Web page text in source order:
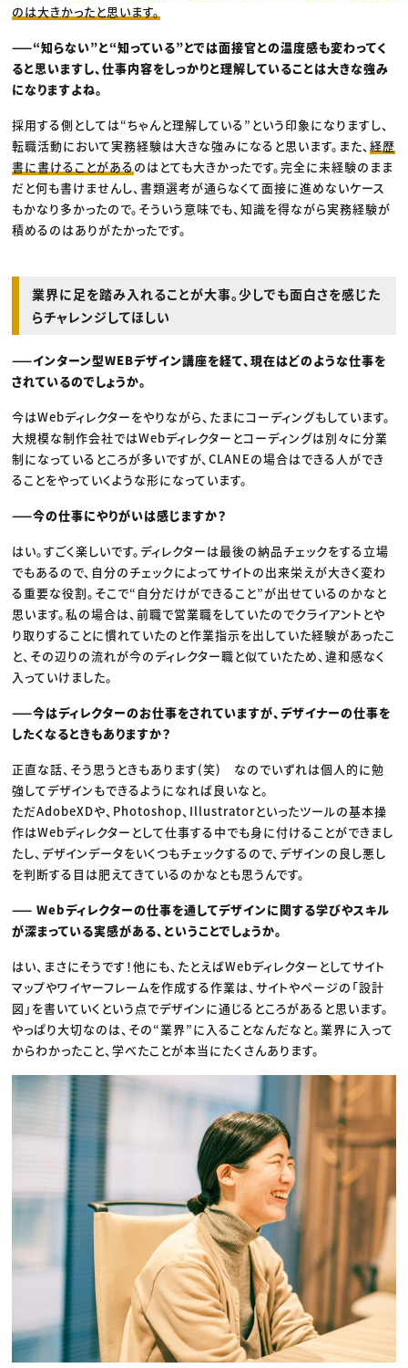
のは大きかったと思います。
——“知らない”と“知っている”とでは面接官との温度感も変わってく
ると思いますし、仕事内容をしっかりと理解していることは大きな強み
になりますよね。
採用する側としては“ちゃんと理解している”という印象になりますし、
転職活動において実務経験は大きな強みになると思います。また、経歴
書に書けることがあるのはとても大きかったです。完全に未経験のまま
だと何も書けませんし、書類選考が通らなくて面接に進めないケース
もかなり多かったので。そういう意味でも、知識を得ながら実務経験が
積めるのはありがたかったです。
業界に足を踏み入れることが大事。少しでも面白さを感じた
らチャレンジしてほしい
——インターン型WEBデザイン講座を経て、現在はどのような仕事を
されているのでしょうか。
今はWebディレクターをやりながら、たまにコーディングもしています。
大規模な制作会社ではWebディレクターとコーディングは別々に分業
制になっているところが多いですが、CLANEの場合はできる人ができ
ることをやっていくような形になっています。
——今の仕事にやりがいは感じますか？
はい。すごく楽しいです。ディレクターは最後の納品チェックをする立場
でもあるので、自分のチェックによってサイトの出来栄えが大きく変わ
る重要な役割。そこで“自分だけができること”が出せているのかなと
思います。私の場合は、前職で営業職をしていたのでクライアントとや
り取りすることに慣れていたのと作業指示を出していた経験があったこ
と、その辺りの流れが今のディレクター職と似ていたため、違和感なく
入っていけました。
——今はディレクターのお仕事をされていますが、デザイナーの仕事を
したくなるときもありますか？
正直な話、そう思うときもあります(笑) なのでいずれは個人的に勉
強してデザインもできるようになれば良いなと。
ただAdobeXDや、Photoshop、Illustratorといったツールの基本操
作はWebディレクターとして仕事する中でも身に付けることができまし
たし、デザインデータをいくつもチェックするので、デザインの良し悪し
を判断する目は肥えてきているのかなとも思うんです。
—— Webディレクターの仕事を通してデザインに関する学びやスキル
が深まっている実感がある、ということでしょうか。
はい、まさにそうです！他にも、たとえばWebディレクターとしてサイト
マップやワイヤーフレームを作成する作業は、サイトやページの「設計
図」を書いていくという点でデザインに通じるところがあると思います。
やっぱり大切なのは、その“業界”に入ることなんだなと。業界に入って
からわかったこと、学べたことが本当にたくさんあります。